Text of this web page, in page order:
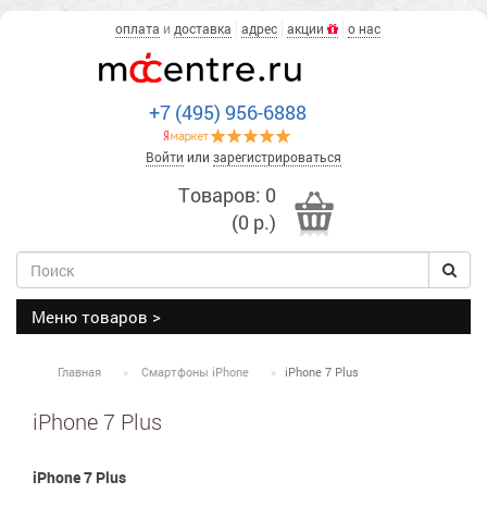
оплата и доставка адрес акции о нас
+7 (495) 956-6888
Войти или зарегистрироваться
Товаров: 0
(0 р.)
Меню товаров >
Главная Смартфоны iPhone iPhone 7 Plus
iPhone 7 Plus
iPhone 7 Plus